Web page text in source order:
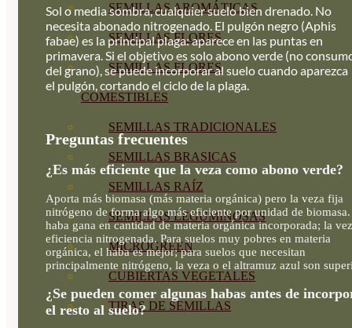
SEMILLAS AROMÁTICAS
SEMILLAS FLORES
SEMILLAS FLORES
COMESTIBLES
SEMILLAS TRADICIONALES
SEMILLAS BRASICAS
SEMILLAS RAÍZ
SEMILLAS LEGUMINOSAS
MICROGREEN
CUBIERTAS VEGETALES
TIRAS DE SEMILLAS
Sol o media sombra, cualquier suelo bien drenado. No
necesita abonado nitrogenado. El pulgón negro (Aphis
fabae) es la principal plaga: aparece en las puntas en
primavera. Si el objetivo es solo abono verde (no
del grano), se puede incorporar al suelo cuando aparezca
el pulgón, cortando el ciclo de la plaga.
Preguntas frecuentes
¿Es más eficiente que la veza como abono verde?
Aporta más biomasa (más materia orgánica) pero la veza fija
nitrógeno de forma algo más eficiente por unidad de
haba gana en cantidad de materia orgánica incorporada; la
eficiencia nitrogenada. Para suelos muy pobres en materia
orgánica, el haba es mejor; para suelos que necesitan
principalmente nitrógeno, la veza o el altramuz azul son
¿Se pueden comer algunas habas antes de
el resto al suelo?